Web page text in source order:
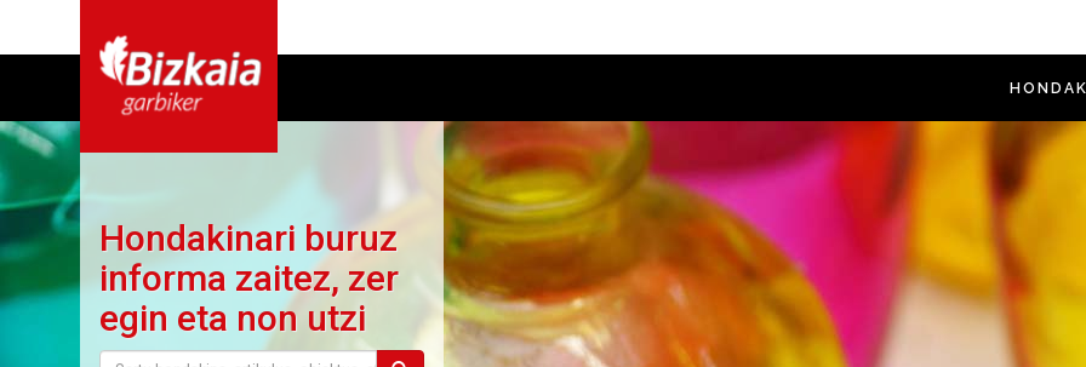
Hondakinari buruz
informa zaitez, zer
egin eta non utzi